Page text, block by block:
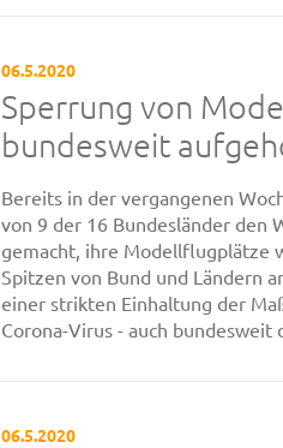
06.5.2020
Sperrung von
bundesweit
Bereits in der vergangenen
von 9 der 16 Bundesländer den
gemacht, ihre Modellflugplätze
Spitzen von Bund und Ländern
einer strikten Einhaltung der
Corona-Virus - auch bundesweit
06.5.2020